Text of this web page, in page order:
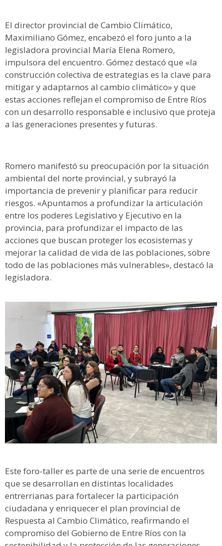
El director provincial de Cambio Climático,
Maximiliano Gómez, encabezó el foro junto a la
legisladora provincial María Elena Romero,
impulsora del encuentro. Gómez destacó que «la
construcción colectiva de estrategias es la clave para
mitigar y adaptarnos al cambio climático» y que
estas acciones reflejan el compromiso de Entre Ríos
con un desarrollo responsable e inclusivo que proteja
a las generaciones presentes y futuras.
Romero manifestó su preocupación por la situación
ambiental del norte provincial, y subrayó la
importancia de prevenir y planificar para reducir
riesgos. «Apuntamos a profundizar la articulación
entre los poderes Legislativo y Ejecutivo en la
provincia, para profundizar el impacto de las
acciones que buscan proteger los ecosistemas y
mejorar la calidad de vida de las poblaciones, sobre
todo de las poblaciones más vulnerables», destacó la
legisladora.
Este foro-taller es parte de una serie de encuentros
que se desarrollan en distintas localidades
entrerrianas para fortalecer la participación
ciudadana y enriquecer el plan provincial de
Respuesta al Cambio Climático, reafirmando el
compromiso del Gobierno de Entre Ríos con la